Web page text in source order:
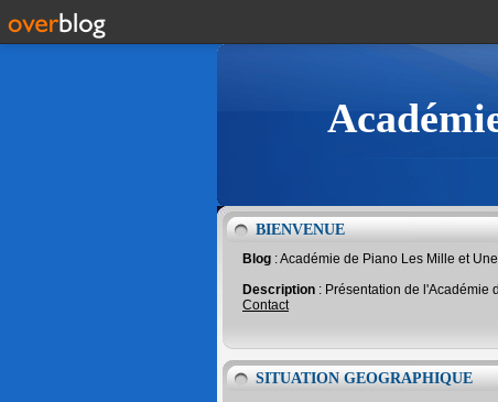
BIENVENUE
Blog : Académie de Piano Les Mille et
Description : Présentation de l'Académie
Contact
SITUATION GEOGRAPHIQUE